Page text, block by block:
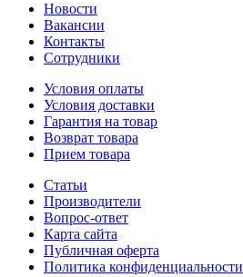
Новости
Вакансии
Контакты
Сотрудники
Условия оплаты
Условия доставки
Гарантия на товар
Возврат товара
Прием товара
Статьи
Производители
Вопрос-ответ
Карта сайта
Публичная оферта
Политика конфиденциальности